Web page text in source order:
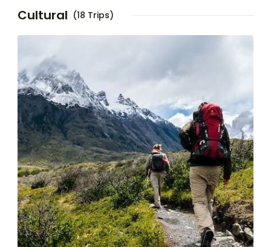
Cultural (18 Trips)